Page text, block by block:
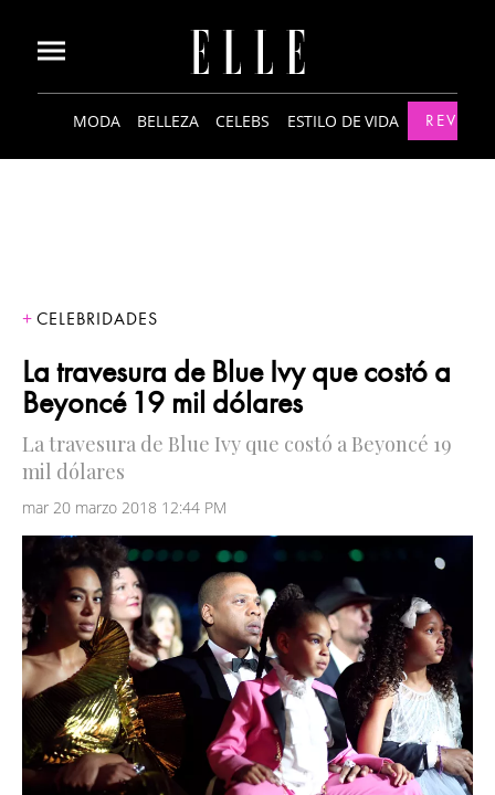
MODA BELLEZA CELEBS ESTILO DE VIDA
CELEBRIDADES
La travesura de Blue Ivy que costó a
Beyoncé 19 mil dólares
La travesura de Blue Ivy que costó a Beyoncé 19
mil dólares
mar 20 marzo 2018 12:44 PM